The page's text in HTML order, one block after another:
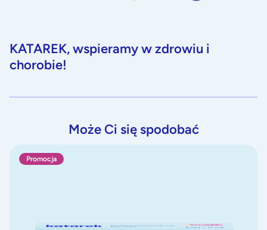
KATAREK, wspieramy w zdrowiu i
chorobie!
Może Ci się spodobać
Promocja
Katarek Secure+ sól fizjologiczna 0,9%